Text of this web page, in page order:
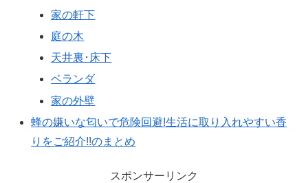
家の軒下
庭の木
天井裏･床下
ベランダ
家の外壁
蜂の嫌いな匂いで危険回避!生活に取り入れやすい香
りをご紹介!!のまとめ
スポンサーリンク